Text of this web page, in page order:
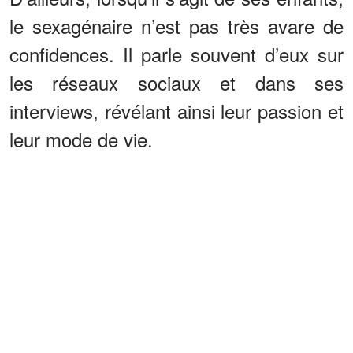
le sexagénaire n’est pas très avare de
confidences. Il parle souvent d’eux sur
les réseaux sociaux et dans ses
interviews, révélant ainsi leur passion et
leur mode de vie.